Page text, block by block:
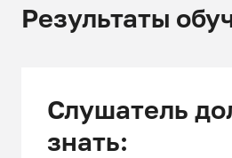
Результаты
Слушатель
знать: